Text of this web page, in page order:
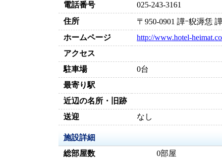
電話番号
025-243-3161
住所
〒950-0901 譁ｰ貎溽
ホームページ
http://www.hotel-
アクセス
駐車場
0台
最寄り駅
近辺の名所・旧跡
送迎
なし
施設詳細
総部屋数
0部屋